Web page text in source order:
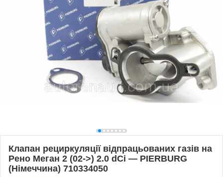
Клапан рециркуляції відпрацьованих газів на
Рено Меган 2 (02->) 2.0 dCi — PIERBURG
(Німеччина) 710334050